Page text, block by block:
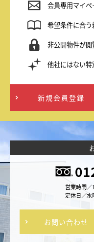
会員専用マイペ
希望条件に合う
非公開物件が閲
他社にはない特
新規会員登録
営業時間
定休日／水
お問い合わせ